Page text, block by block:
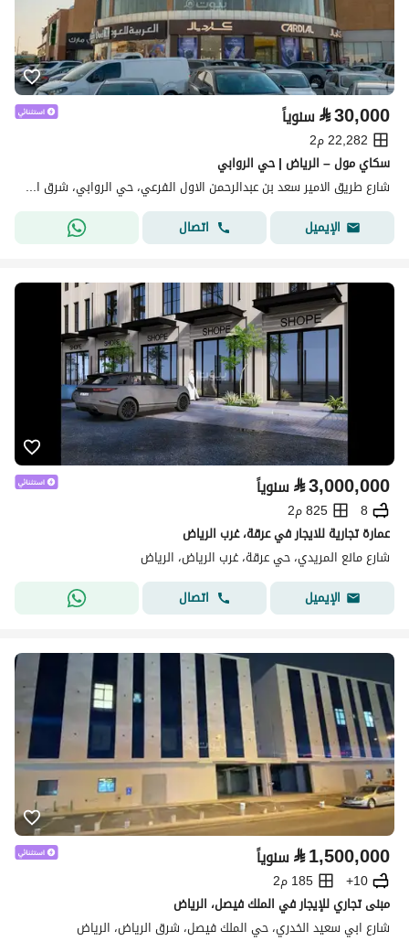
⃁30,000 سنوياً
22,282 م2
سكاي مول – الرياض | حي الروابي
شارع طريق الامير سعد بن عبدالرحمن الاول الفرعي، حي الروابي، شرق الرياض، الرياض
الإيميل
اتصال
⃁3,000,000 سنوياً
8
825 م2
عمارة تجارية للايجار في عرقة، غرب الرياض
شارع مانع المريدي، حي عرقة، غرب الرياض، الرياض
الإيميل
اتصال
⃁1,500,000 سنوياً
10+
185 م2
مبنى تجاري للإيجار في الملك فيصل، الرياض
شارع ابي سعيد الخدري، حي الملك فيصل، شرق الرياض، الرياض